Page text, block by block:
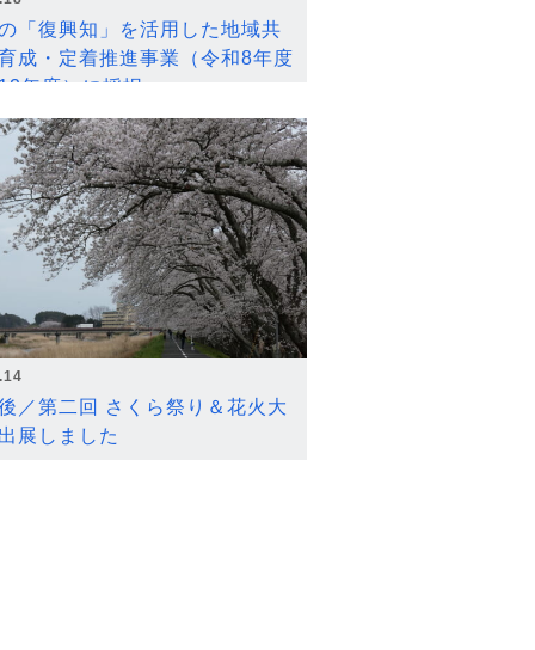
「復興知」を活用した地域共
成・定着推進事業（令和8年度
年度）に採択
／第二回 さくら祭り＆花火大
展しました